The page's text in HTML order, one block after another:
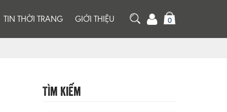
TIN THỜI TRANG GIỚI THIỆU 0
Tìm Kiếm